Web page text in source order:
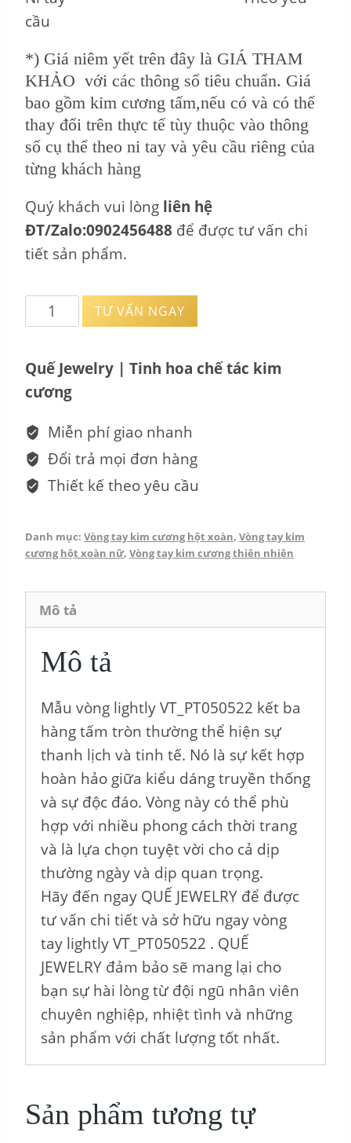
cầu
*) Giá niêm yết trên đây là GIÁ THAM
KHẢO với các thông số tiêu chuẩn. Giá
bao gồm kim cương tấm,nếu có và có thể
thay đổi trên thực tế tùy thuộc vào thông
số cụ thể theo ni tay và yêu cầu riêng của
từng khách hàng
Quý khách vui lòng liên hệ
ĐT/Zalo:0902456488 để được tư vấn chi
tiết sản phẩm.
Vòng
xoàn
Tay
Kim
Cương
-
lightly
VT_PT050522
lượng
TƯ VẤN NGAY
Quế Jewelry | Tinh hoa chế tác kim
cương
Miễn phí giao nhanh
Đổi trả mọi đơn hàng
Thiết kế theo yêu cầu
Danh mục: Vòng tay kim cương hột xoàn, Vòng tay kim
cương hột xoàn nữ, Vòng tay kim cương thiên nhiên
Mô tả
Mô tả
Mẫu vòng lightly VT_PT050522 kết ba
hàng tấm tròn thường thể hiện sự
thanh lịch và tinh tế. Nó là sự kết hợp
hoàn hảo giữa kiểu dáng truyền thống
và sự độc đáo. Vòng này có thể phù
hợp với nhiều phong cách thời trang
và là lựa chọn tuyệt vời cho cả dịp
thường ngày và dịp quan trọng.
Hãy đến ngay QUẾ JEWELRY để được
tư vấn chi tiết và sở hữu ngay vòng
tay lightly VT_PT050522 . QUẾ
JEWELRY đảm bảo sẽ mang lại cho
bạn sự hài lòng từ đội ngũ nhân viên
chuyên nghiệp, nhiệt tình và những
sản phẩm với chất lượng tốt nhất.
Sản phẩm tương tự